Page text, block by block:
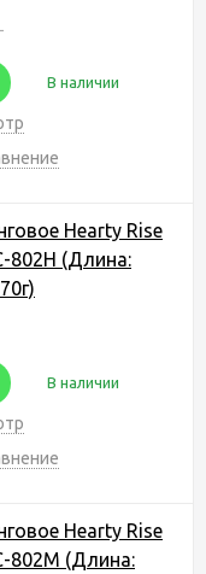
В наличии
Hearty Rise
802H (Длина:
В наличии
Hearty Rise
802M (Длина: